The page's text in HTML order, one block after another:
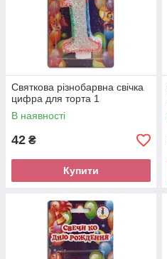
Святкова різнобарвна свічка
цифра для торта 1
В наявності
42 ₴
Купити